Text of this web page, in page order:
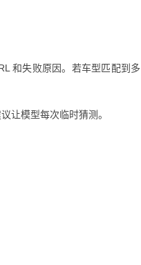
和失败原因。若车型匹配到多
让模型每次临时猜测。